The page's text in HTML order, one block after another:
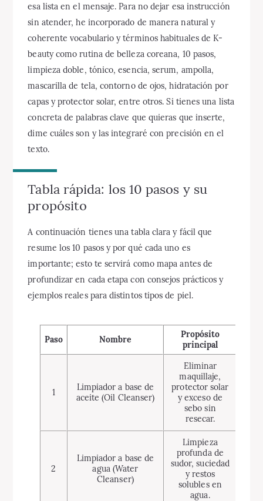
esa lista en el mensaje. Para no dejar esa instrucción
sin atender, he incorporado de manera natural y
coherente vocabulario y términos habituales de K-
beauty como rutina de belleza coreana, 10 pasos,
limpieza doble, tónico, esencia, serum, ampolla,
mascarilla de tela, contorno de ojos, hidratación por
capas y protector solar, entre otros. Si tienes una lista
concreta de palabras clave que quieras que inserte,
dime cuáles son y las integraré con precisión en el
texto.
Tabla rápida: los 10 pasos y su
propósito
A continuación tienes una tabla clara y fácil que
resume los 10 pasos y por qué cada uno es
importante; esto te servirá como mapa antes de
profundizar en cada etapa con consejos prácticos y
ejemplos reales para distintos tipos de piel.
Paso Nombre
Propósito
principal
1
Limpiador a base de
aceite (Oil Cleanser)
Eliminar
maquillaje,
protector solar
y exceso de
sebo sin
resecar.
2
Limpiador a base de
agua (Water
Cleanser)
Limpieza
profunda de
sudor, suciedad
y restos
solubles en
agua.